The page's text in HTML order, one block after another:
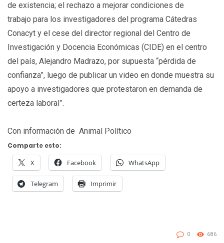
de existencia; el rechazo a mejorar condiciones de
trabajo para los investigadores del programa Cátedras
Conacyt y el cese del director regional del Centro de
Investigación y Docencia Económicas (CIDE) en el centro
del país, Alejandro Madrazo, por supuesta “pérdida de
confianza”, luego de publicar un video en donde muestra su
apoyo a investigadores que protestaron en demanda de
certeza laboral”.
Con información de Animal Político
Comparte esto:
X Facebook WhatsApp
Telegram Imprimir
0 686